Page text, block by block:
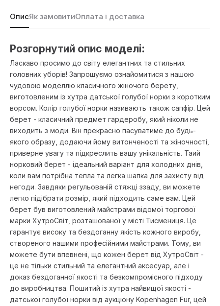
ОписЯк замовитиОплата і доставка
Розгорнутий опис моделі:
Ласкаво просимо до світу елегантних та стильних
головних уборів! Запрошуємо ознайомитися з нашою
чудовою моделлю класичного жіночого берету,
виготовленим із хутра датської голубої норки з коротким
ворсом. Колір голубої норки називають також сапфір. Цей
берет - класичний предмет гардеробу, який ніколи не
виходить з моди. Він прекрасно пасуватиме до будь-
якого образу, додаючи йому витонченості та жіночності,
приверне увагу та підкреслить вашу унікальність. Таий
норковий берет - ідеальний варіант для холодних днів,
коли вам потрібна тепла та легка шапка для захисту від
негоди. Завдяки регульованій стяжці ззаду, ви можете
легко підібрати розмір, який підходить саме вам. Цей
берет був виготовлений майстрами відомої торгової
марки ХутроСвіт, розташованої у місті Тисмениця. Це
гарантує високу та бездоганну якість кожного виробу,
створеного нашими професійними майстрами. Тому, ви
можете бути впевнені, що кожен берет від ХутроСвіт -
це не тільки стильний та елегантний аксесуар, але і
доказ бездоганної якості та безкомпромісного підходу
до виробництва. Пошитий із хутра найвищої якості -
датської голубої норки від аукціону Kopenhagen Fur, цей